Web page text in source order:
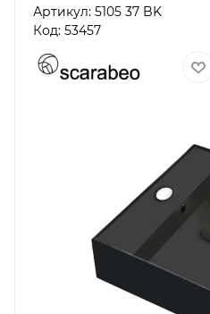
Артикул: 5105 37 BK
Код: 53457